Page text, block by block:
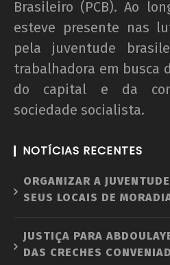
Brasileiro (PCB). Ao
esteve presente nas
pela juventude
trabalhadora em busca
do capital e da
sociedade socialista.
NOTÍCIAS RECENTES
ORGANIZAR A
SEUS LOCAIS DE
JUSTIÇA PARA
DAS CRECHES